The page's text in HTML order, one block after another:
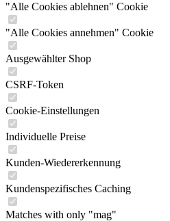
"Alle Cookies ablehnen" Cookie
"Alle Cookies annehmen" Cookie
Ausgewählter Shop
CSRF-Token
Cookie-Einstellungen
Individuelle Preise
Kunden-Wiedererkennung
Kundenspezifisches Caching
Matches with only "mag"